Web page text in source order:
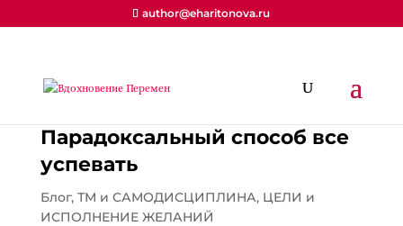
author@eharitonova.ru
Парадоксальный способ все
успевать
Блог, ТМ и САМОДИСЦИПЛИНА, ЦЕЛИ и
ИСПОЛНЕНИЕ ЖЕЛАНИЙ